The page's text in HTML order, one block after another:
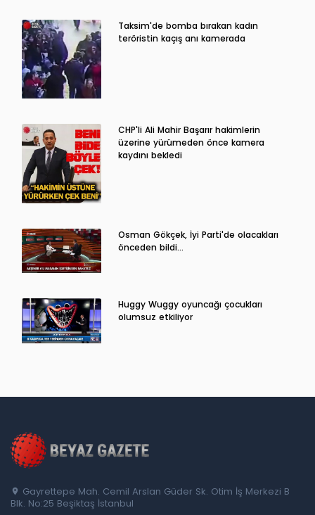
Taksim'de bomba bırakan kadın
teröristin kaçış anı kamerada
CHP'li Ali Mahir Başarır hakimlerin
üzerine yürümeden önce kamera
kaydını bekledi
Osman Gökçek, İyi Parti'de olacakları
önceden bildi...
Huggy Wuggy oyuncağı çocukları
olumsuz etkiliyor
Gayrettepe Mah. Cemil Arslan Güder Sk. Otim İş Merkezi B
Blk. No:25 Beşiktaş İstanbul